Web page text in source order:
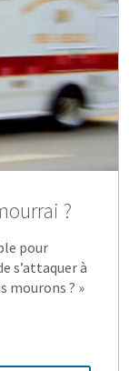
?
pour
s’attaquer à
mourons ? »